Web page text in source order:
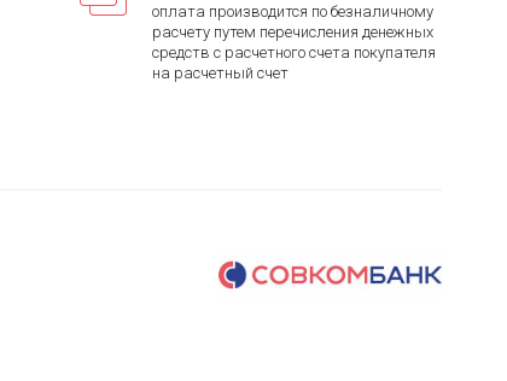
оплата производится по безналичному
расчету путем перечисления денежных
средств с расчетного счета покупателя
на расчетный счет